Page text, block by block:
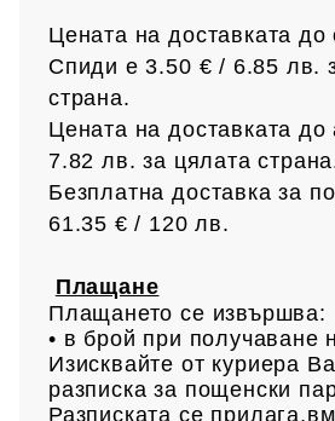
Цената на доставката
Спиди е 3.50 € / 6.85 лв.
страна.
Цената на доставката
7.82 лв.за цялата
Безплатна доставка за
61.35 € / 120 лв.
Плащане
Плащането се извършва:
• в брой при получаване
Изисквайте от куриера
разписка за пощенски
Разписката се